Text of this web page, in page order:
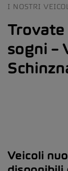
I NOSTRI
Trovate
sogni –
Veicoli